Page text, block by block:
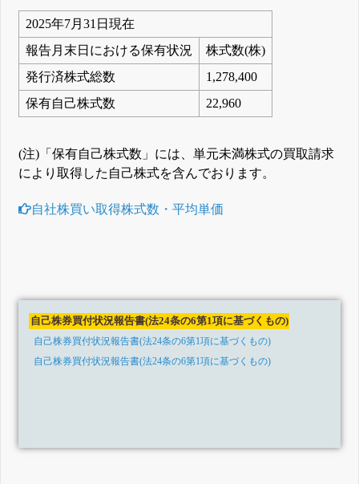
2025年7月31日現在
報告月末日における保有状況
株式数(株)
発行済株式総数
1,278,400
保有自己株式数
22,960
(注)「保有自己株式数」には、単元未満株式の買取請求
により取得した自己株式を含んでおります。
自社株買い取得株式数・平均単価
自己株券買付状況報告書(法24条の6第1項に基づくもの)
自己株券買付状況報告書(法24条の6第1項に基づくもの)
自己株券買付状況報告書(法24条の6第1項に基づくもの)